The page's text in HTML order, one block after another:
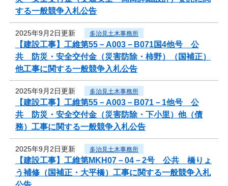
する一般競争入札公告
2025年9月2日更新 多治見土木事務所
【建設工事】工維第55－A003－B071国4他号 公
共 防災・安全交付金（災害防除・柿野）（国補正）
他工事に関する一般競争入札公告
2025年9月2日更新 多治見土木事務所
【建設工事】工維第55－A003－B071－1他号 公
共 防災・安全交付金（災害防除・下小里）他（債
務）工事に関する一般競争入札公告
2025年9月2日更新 多治見土木事務所
【建設工事】工維第MKH07－04－2号 公共 橋りょ
う補修（国補正・大平橋）工事に関する一般競争入札